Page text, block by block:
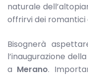
naturale
offrirvi dei romantici
Bisognerà
l’inaugurazione
a Merano.